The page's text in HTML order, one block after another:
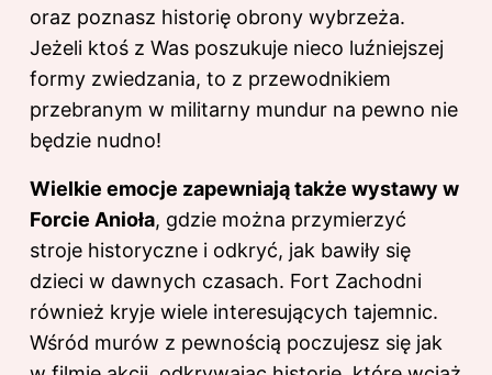
oraz poznasz historię obrony wybrzeża.
Jeżeli ktoś z Was poszukuje nieco luźniejszej
formy zwiedzania, to z przewodnikiem
przebranym w militarny mundur na pewno nie
będzie nudno!
Wielkie emocje zapewniają także wystawy w
Forcie Anioła, gdzie można przymierzyć
stroje historyczne i odkryć, jak bawiły się
dzieci w dawnych czasach. Fort Zachodni
również kryje wiele interesujących tajemnic.
Wśród murów z pewnością poczujesz się jak